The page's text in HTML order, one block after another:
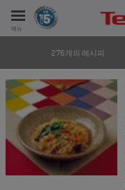
메뉴
276개의 레시피